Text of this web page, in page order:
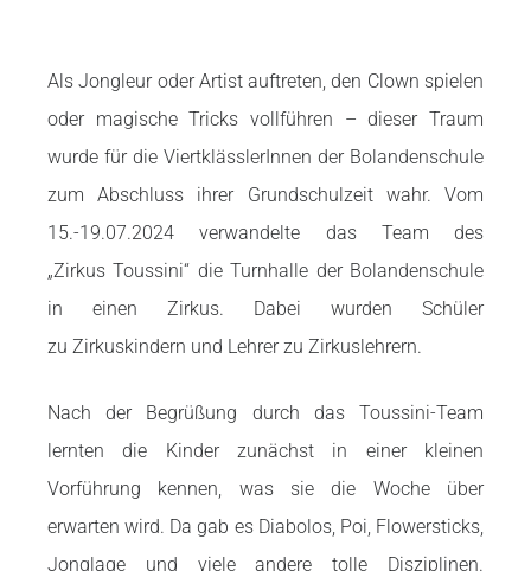
Als Jongleur oder Artist auftreten, den Clown spielen
oder magische Tricks vollführen – dieser Traum
wurde für die ViertklässlerInnen der Bolandenschule
zum Abschluss ihrer Grundschulzeit wahr. Vom
15.-19.07.2024 verwandelte das Team des
„ZirkusToussini“ die Turnhalle der Bolandenschule
in einen Zirkus. Dabei wurden Schüler
zu Zirkuskindern und Lehrer zu Zirkuslehrern.
Nach der Begrüßung durch das Toussini-Team
lernten die Kinder zunächst in einer kleinen
Vorführung kennen, was sie die Woche über
erwarten wird. Da gab es Diabolos, Poi, Flowersticks,
Jonglage und viele andere tolle Disziplinen.